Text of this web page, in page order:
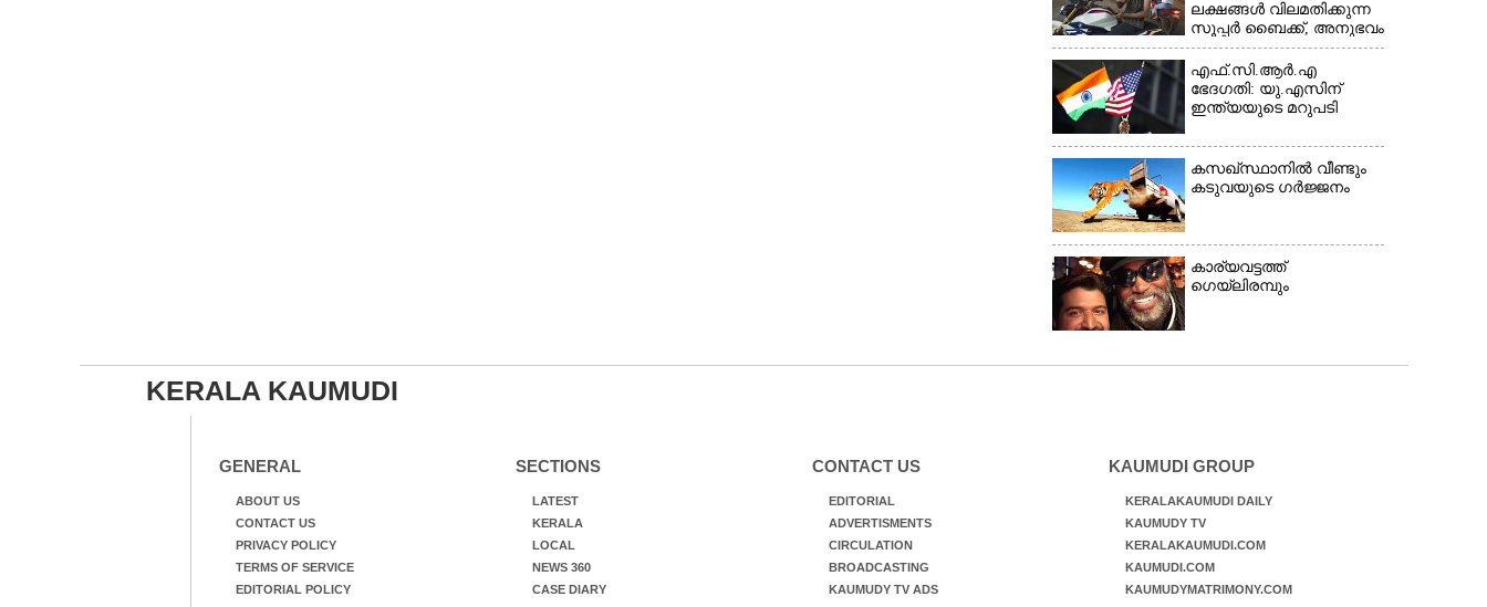
ലക്ഷങ്ങൾ വിലമതിക്കുന്ന
സൂപ്പർ ബൈക്ക്,​ അനുഭവം
പങ്കുവച്ച് യുവാവ്
എഫ്.സി.ആർ.എ
ഭേദഗതി: യു.എസിന്
ഇന്ത്യയുടെ മറുപടി
കസഖ്‌സ്ഥാനിൽ വീണ്ടും
കടുവയുടെ ഗർജ്ജനം
കാര്യവട്ടത്ത്
ഗെയ്‌ലിരമ്പും
KERALA KAUMUDI
GENERAL
ABOUT US
CONTACT US
PRIVACY POLICY
TERMS OF SERVICE
EDITORIAL POLICY
SECTIONS
LATEST
KERALA
LOCAL
NEWS 360
CASE DIARY
CONTACT US
EDITORIAL
ADVERTISMENTS
CIRCULATION
BROADCASTING
KAUMUDY TV ADS
KAUMUDI GROUP
KERALAKAUMUDI DAILY
KAUMUDY TV
KERALAKAUMUDI.COM
KAUMUDI.COM
KAUMUDYMATRIMONY.COM